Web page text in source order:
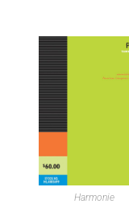
Harmonie